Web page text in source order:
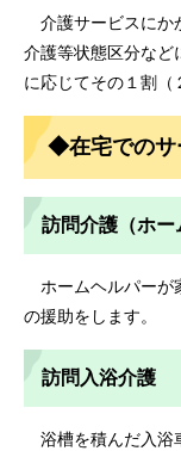
介護サービスにか
介護等状態区分など
に応じてその１割（
◆在宅でのサ
訪問介護（ホー
ホームヘルパーが
の援助をします。
訪問入浴介護
浴槽を積んだ入浴